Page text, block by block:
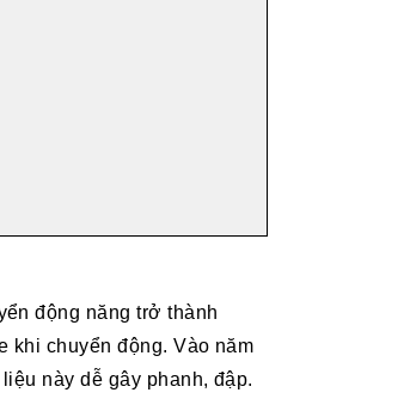
động năng trở thành
khi chuyển động. Vào năm
này dễ gây phanh, đập.